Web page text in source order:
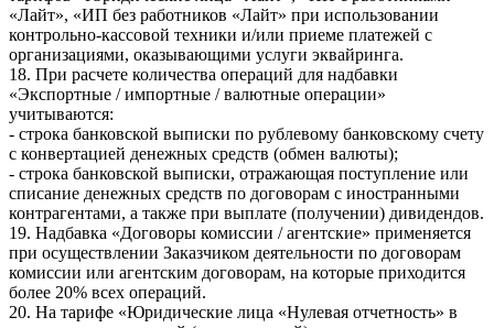
«Лайт», «ИП без работников «Лайт» при использовании
контрольно-кассовой техники и/или приеме платежей с
организациями, оказывающими услуги эквайринга.
18. При расчете количества операций для надбавки
«Экспортные / импортные / валютные операции»
учитываются:
- строка банковской выписки по рублевому банковскому счету
с конвертацией денежных средств (обмен валюты);
- строка банковской выписки, отражающая поступление или
списание денежных средств по договорам с иностранными
контрагентами, а также при выплате (получении) дивидендов.
19. Надбавка «Договоры комиссии / агентские» применяется
при осуществлении Заказчиком деятельности по договорам
комиссии или агентским договорам, на которые приходится
более 20% всех операций.
20. На тарифе «Юридические лица «Нулевая отчетность» в